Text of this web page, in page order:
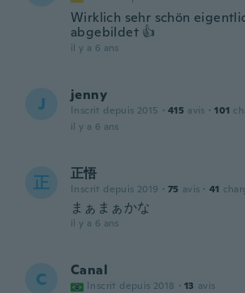
Wirklich sehr schön
abgebildet 👍
il y a 6 ans
J jenny
Inscrit depuis 2015 · 415 avis · 101
il y a 6 ans
正 正悟
Inscrit depuis 2019 · 75 avis · 41
まぁまぁかな
il y a 6 ans
C Canal
Inscrit depuis 2018 · 13 avis